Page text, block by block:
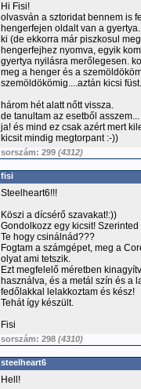
Hi Fisi!
olvasván a sztoridat bennem is
hengerfejen oldalt van a
ki (de ekkorra már piszkosul
hengerfejhez nyomva, egyik
gyertya nyilásra merőlegesen.
meg a henger és a
szemöldökömig....aztán kicsi
három hét alatt nőtt vissza.
de tanultam az esetből asszem...
ja! és mind ez csak azért mert
kicsit mindig megtorpant :-))
sorszám: 299 (4312)
fisi
Steelheart6!!!
Köszi a dícsérő szavakat!:))
Gondolkozz egy kicsit!
Te hogy csinálnád???
Fogtam a számgépet, meg a
olyat ami tetszik.
Ezt megfelelő méretben
használva, és a metál szín és a
fedőlakkal lelakkoztam és kész!
Tehát így készült.
Fisi
sorszám: 298 (4310)
steelheart6
Hell!